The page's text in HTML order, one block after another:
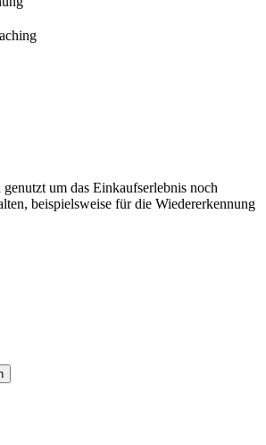
um das Einkaufserlebnis noch
beispielsweise für die Wiedererkennung